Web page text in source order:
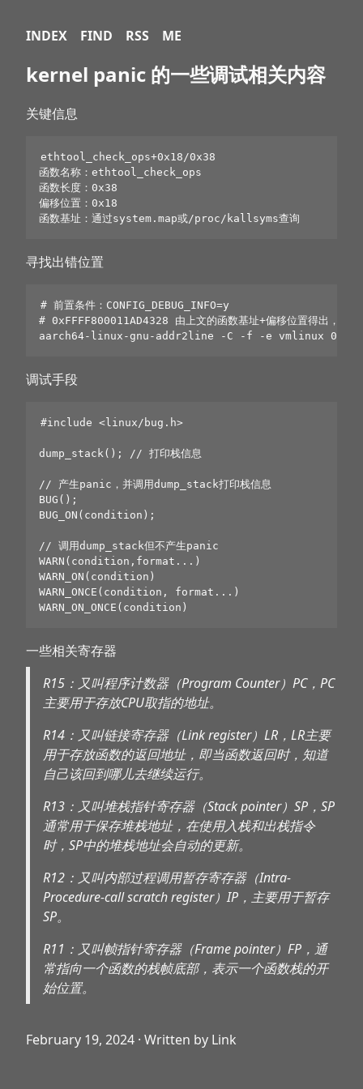
INDEX FIND RSS ME
kernel panic 的一些调试相关内容
关键信息
ethtool_check_ops+0x18/0x38
函数名称：ethtool_check_ops
函数长度：0x38
偏移位置：0x18
寻找出错位置
# 前置条件：CONFIG_DEBUG_INFO=y
# 0xFFFF800011AD4328 由上文的函数基址+偏移位置得出，也即
aarch64-linux-gnu-addr2line
-C -f -e
调试手段
#include <linux/bug.h>
dump_stack(); // 打印栈信息
// 产生panic，并调用dump_stack打印栈信息
BUG();
BUG_ON(condition);
// 调用dump_stack但不产生panic
WARN(condition,format...)
WARN_ON(condition)
WARN_ONCE(condition, format...)
一些相关寄存器
R15：又叫程序计数器（Program Counter）PC，PC
主要用于存放CPU取指的地址。
R14：又叫链接寄存器（Link register）LR，LR主要
用于存放函数的返回地址，即当函数返回时，知道
自己该回到哪儿去继续运行。
R13：又叫堆栈指针寄存器（Stack pointer）SP，SP
通常用于保存堆栈地址，在使用入栈和出栈指令
时，SP中的堆栈地址会自动的更新。
R12：又叫内部过程调用暂存寄存器（Intra-
Procedure-call scratch register）IP，主要用于暂存
SP。
R11：又叫帧指针寄存器（Frame pointer）FP，通
常指向一个函数的栈帧底部，表示一个函数栈的开
始位置。
February 19, 2024 · Written by Link